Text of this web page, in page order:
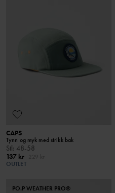
CAPS
Tynn og myk med strikk bak
Stl: 48-58
137 kr
OUTLET
PO.P WEATHER PRO®